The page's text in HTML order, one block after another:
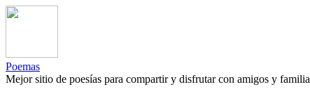
Poemas
Mejor sitio de poesías para compartir y disfrutar con amigos y familia